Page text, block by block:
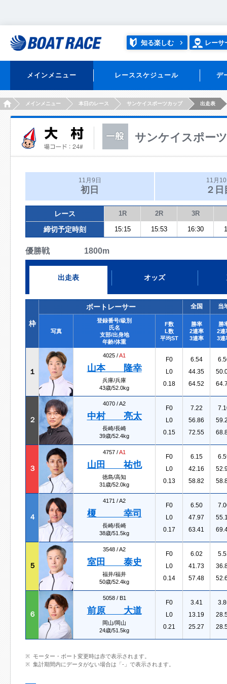
知る楽しむ レーサ
メインメニュー レーススケジュール デ
HOMEメインメニュー 本日のレース サンケイスポーツカップ 出走表
サンケイスポー
11月9日
初日
11月
２日
レース 1R 2R 3R
締切予定時刻 15:15 15:53 16:30
優勝戦 1800m
出走表 オッズ
枠
ボートレーサー 全国 当
写真
登録番号/級別
氏名
支部/出身地
年齢/体重
F数
L数
平均ST
勝率
2連率
3連率
勝
2連
3連
１
4025 /A1
山本 隆幸
兵庫/兵庫
43歳/52.0kg
F0
L0
0.18
6.54
44.35
64.52
２
4070 /A2
中村 亮太
長崎/長崎
39歳/52.4kg
F0
L0
0.15
7.22
56.86
72.55
３
4757 /A1
山田 祐也
徳島/高知
31歳/52.0kg
F0
L0
0.13
6.15
42.16
58.82
４
4171 /A2
榎 幸司
長崎/長崎
38歳/51.5kg
F0
L0
0.17
6.50
47.97
63.41
５
3548 /A2
室田 泰史
福井/福井
50歳/52.4kg
F0
L0
0.14
6.02
41.73
57.48
６
5058 / B1
前原 大道
岡山/岡山
24歳/51.5kg
F0
L0
0.21
3.41
13.19
25.27
モーター・ボート変更時は赤で表示されます。
集計期間内にデータがない場合は「-」で表示されます。